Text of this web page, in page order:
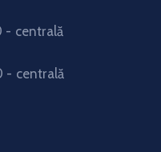
- centrală
- centrală